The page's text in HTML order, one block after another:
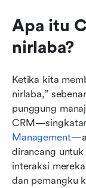
Apa itu
nirlaba?
Ketika kita
nirlaba,”
punggung
Management
dirancang
interaksi
dan pemangku